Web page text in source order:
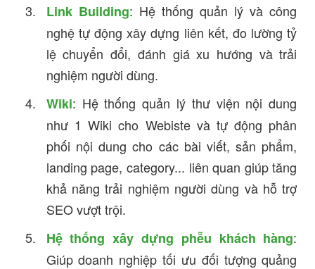
Link Building: Hệ thống quản lý và công
nghệ tự động xây dựng liên kết, đo lường tỷ
lệ chuyển đổi, đánh giá xu hướng và trải
nghiệm người dùng.
Wiki: Hệ thống quản lý thư viện nội dung
như 1 Wiki cho Webiste và tự động phân
phối nội dung cho các bài viết, sản phẩm,
landing page, category... liên quan giúp tăng
khả năng trải nghiệm người dùng và hỗ trợ
SEO vượt trội.
Hệ thống xây dựng phễu khách hàng:
Giúp doanh nghiệp tối ưu đối tượng quảng